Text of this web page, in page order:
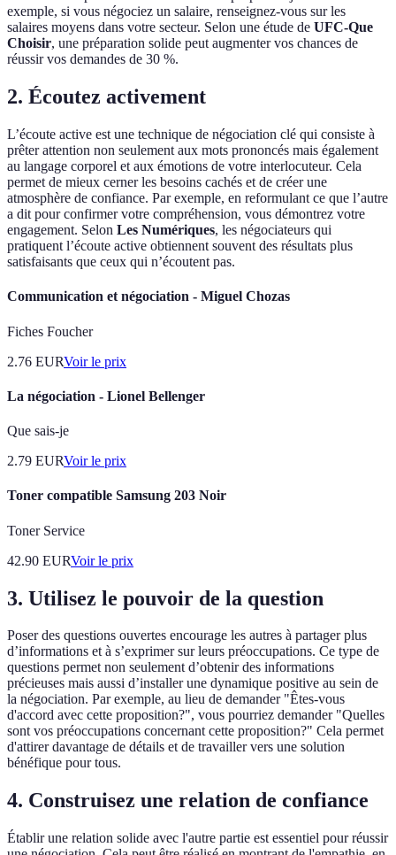
exemple, si vous négociez un salaire, renseignez-vous sur les
salaires moyens dans votre secteur. Selon une étude de UFC-Que
Choisir, une préparation solide peut augmenter vos chances de
réussir vos demandes de 30 %.
2. Écoutez activement
L’écoute active est une technique de négociation clé qui consiste à
prêter attention non seulement aux mots prononcés mais également
au langage corporel et aux émotions de votre interlocuteur. Cela
permet de mieux cerner les besoins cachés et de créer une
atmosphère de confiance. Par exemple, en reformulant ce que l’autre
a dit pour confirmer votre compréhension, vous démontrez votre
engagement. Selon Les Numériques, les négociateurs qui
pratiquent l’écoute active obtiennent souvent des résultats plus
satisfaisants que ceux qui n’écoutent pas.
Communication et négociation - Miguel Chozas
Fiches Foucher
2.76 EURVoir le prix
La négociation - Lionel Bellenger
Que sais-je
2.79 EURVoir le prix
Toner compatible Samsung 203 Noir
Toner Service
42.90 EURVoir le prix
3. Utilisez le pouvoir de la question
Poser des questions ouvertes encourage les autres à partager plus
d’informations et à s’exprimer sur leurs préoccupations. Ce type de
questions permet non seulement d’obtenir des informations
précieuses mais aussi d’installer une dynamique positive au sein de
la négociation. Par exemple, au lieu de demander "Êtes-vous
d'accord avec cette proposition?", vous pourriez demander "Quelles
sont vos préoccupations concernant cette proposition?" Cela permet
d'attirer davantage de détails et de travailler vers une solution
bénéfique pour tous.
4. Construisez une relation de confiance
Établir une relation solide avec l'autre partie est essentiel pour réussir